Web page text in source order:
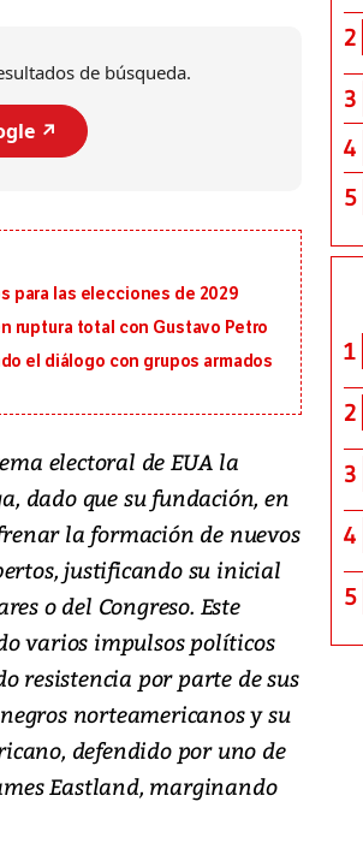
de búsqueda.
↗️
para las elecciones de 2029
ruptura total con Gustavo Petro
el diálogo con grupos armados
electoral de EUA la
dado que su fundación, en
la formación de nuevos
justificando su inicial
o del Congreso. Este
varios impulsos políticos
resistencia por parte de sus
norteamericanos y su
defendido por uno de
Eastland, marginando
2
3
4
5
1
2
3
4
5